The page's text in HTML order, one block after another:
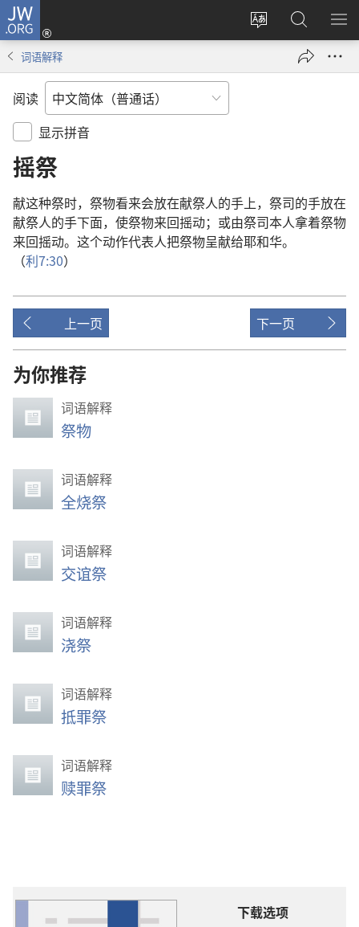
JW.ORG
更
登
录
（打
搜
索
JW.ORG
显
词语解释
阅读
显示拼音
摇祭
献这种祭时， 祭物看来会放在献祭人的手上， 祭司的手放在
献祭人的手下面， 使祭物来回摇动； 或由祭司本人拿着祭物
来回摇动。 这个动作代表人把祭物呈献给耶和华。
（利7:30）
上一页 下一页
为你推荐
词语解释
祭物
词语解释
全烧祭
词语解释
交谊祭
词语解释
浇祭
词语解释
抵罪祭
词语解释
赎罪祭
下载选项